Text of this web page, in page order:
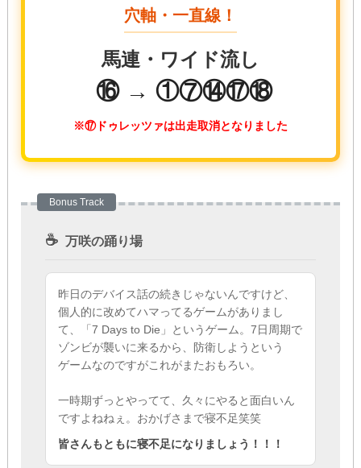
穴軸・一直線！
馬連・ワイド流し
⑯ → ①⑦⑭⑰⑱
※⑰ドゥレッツァは出走取消となりました
Bonus Track
☕ 万咲の踊り場
昨日のデバイス話の続きじゃないんですけど、
個人的に改めてハマってるゲームがありまし
て、「7 Days to Die」というゲーム。7日周期で
ゾンビが襲いに来るから、防衛しようという
ゲームなのですがこれがまたおもろい。
一時期ずっとやってて、久々にやると面白いん
ですよねねぇ。おかげさまで寝不足笑笑
皆さんもともに寝不足になりましょう！！！